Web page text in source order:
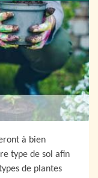
à bien
type de sol afin
de plantes